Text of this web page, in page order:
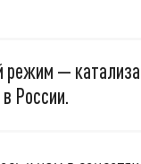
режим —
России.